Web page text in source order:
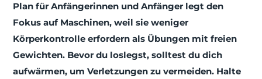
Plan für Anfängerinnen und Anfänger legt den
Fokus auf Maschinen, weil sie weniger
Körperkontrolle erfordern als Übungen mit freien
Gewichten. Bevor du loslegst, solltest du dich
aufwärmen, um Verletzungen zu vermeiden. Halte